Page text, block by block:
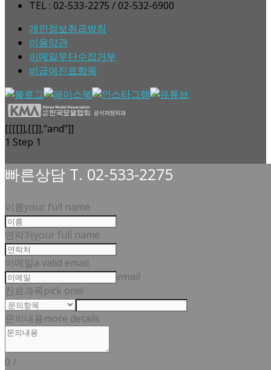
TEL : 02-533-2275 / 02-532-6900
개인정보취급방침
이용약관
이메일무단수집거부
비급여진료항목
[[[[]],[[]],"and"]]
1 Step 1
빠른상담 T. 02-533-2275
이름your full name
연락처your full name
이메일a valid email
email
진료과목pick one!
문의내용more details
0 /